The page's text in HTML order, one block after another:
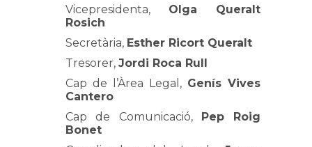
Vicepresidenta, Olga Queralt
Rosich
Secretària, Esther Ricort Queralt
Tresorer, Jordi Roca Rull
Cap de l’Àrea Legal, Genís Vives
Cantero
Cap de Comunicació, Pep Roig
Bonet